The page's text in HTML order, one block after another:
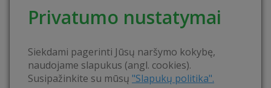
Privatumo nustatymai
Siekdami pagerinti Jūsų naršymo kokybę,
naudojame slapukus (angl. cookies).
Susipažinkite su mūsų "Slapukų politika".
Supažindinti edukacijos dalyvius su marginimo
tradicijomis, kurios buvo anksčiau, bei su
simbolių reikšmėmis.
Veiklos:Dalyvaudami susipažinsite su augalais,